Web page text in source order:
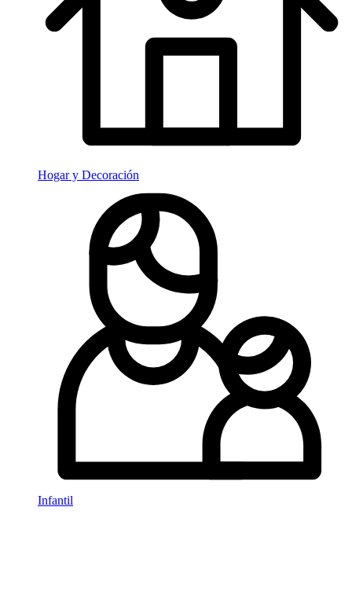
Hogar y Decoración
Infantil